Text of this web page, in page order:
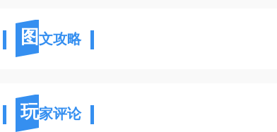
图文攻略
玩家评论